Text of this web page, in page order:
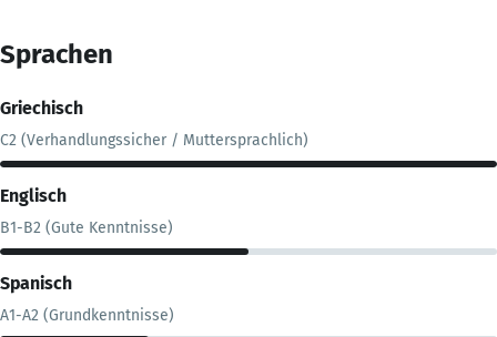
Sprachen
Griechisch
C2 (Verhandlungssicher / Muttersprachlich)
Englisch
B1-B2 (Gute Kenntnisse)
Spanisch
A1-A2 (Grundkenntnisse)